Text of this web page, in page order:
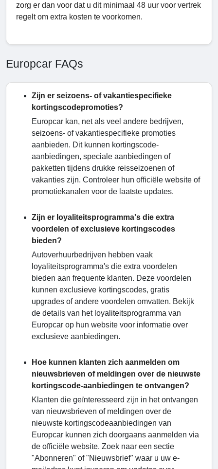
zorg er dan voor dat u dit minimaal 48 uur voor vertrek
regelt om extra kosten te voorkomen.
Europcar FAQs
Zijn er seizoens- of vakantiespecifieke
kortingscodepromoties?
Europcar kan, net als veel andere bedrijven,
seizoens- of vakantiespecifieke promoties
aanbieden. Dit kunnen kortingscode-
aanbiedingen, speciale aanbiedingen of
pakketten tijdens drukke reisseizoenen of
vakanties zijn. Controleer hun officiële website of
promotiekanalen voor de laatste updates.
Zijn er loyaliteitsprogramma's die extra
voordelen of exclusieve kortingscodes
bieden?
Autoverhuurbedrijven hebben vaak
loyaliteitsprogramma's die extra voordelen
bieden aan frequente klanten. Deze voordelen
kunnen exclusieve kortingscodes, gratis
upgrades of andere voordelen omvatten. Bekijk
de details van het loyaliteitsprogramma van
Europcar op hun website voor informatie over
exclusieve aanbiedingen.
Hoe kunnen klanten zich aanmelden om
nieuwsbrieven of meldingen over de nieuwste
kortingscode-aanbiedingen te ontvangen?
Klanten die geïnteresseerd zijn in het ontvangen
van nieuwsbrieven of meldingen over de
nieuwste kortingscodeaanbiedingen van
Europcar kunnen zich doorgaans aanmelden via
de officiële website. Zoek naar een sectie
"Abonneren" of "Nieuwsbrief" waar u uw e-